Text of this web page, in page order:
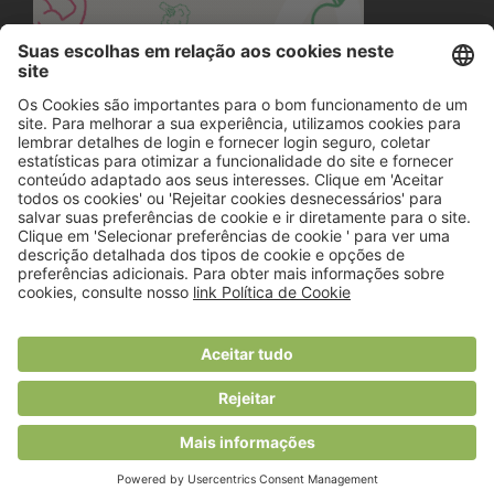
© 2018 Viver Saudável
O portal dos profissionais de nutrição
Created byRHP Consulting